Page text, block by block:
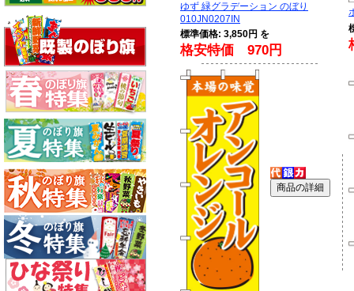
ゆず 緑グラデーション のぼり
010JN0207IN
標準価格: 3,850円 を
格安特価 970円